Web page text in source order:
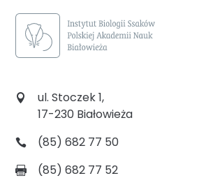
ul. Stoczek 1,
17-230 Białowieża
(85) 682 77 50
(85) 682 77 52